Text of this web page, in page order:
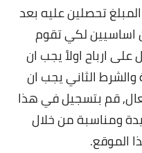
تحصلين عليه بعد
اساسيين لكي تقوم
ارباح اولاً يجب ان
اكثر من 13 سنة والشرط الثاني يجب ان
قم بتسجيل في هذا
ومناسبة من خلال
الموقع.